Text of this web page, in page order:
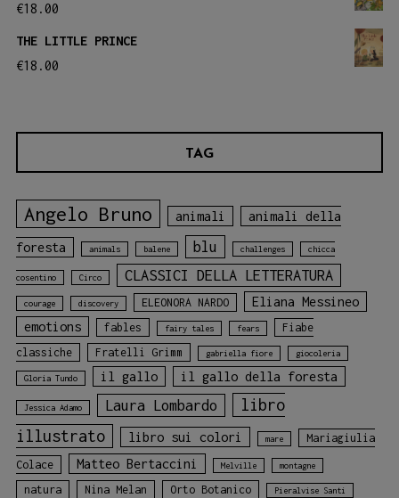
€18.00
THE LITTLE PRINCE
€18.00
TAG
Angelo Bruno animali animali della
foresta animals balene blu challenges chicca
cosentino Circo CLASSICI DELLA LETTERATURA
courage discovery ELEONORA NARDO
Eliana Messineo
emotions
fables fairy tales fears
Fiabe
classiche
Fratelli Grimm gabriella fiore giocoleria
Gloria Tundo il gallo il gallo della foresta
Jessica Adamo Laura Lombardo
libro
illustrato
libro sui colori mare
Mariagiulia
Colace
Matteo Bertaccini Melville montagne
natura Nina Melan Orto Botanico Pieralvise Santi